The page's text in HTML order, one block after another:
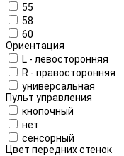
55
58
60
Ориентация
L - левосторонняя
R - правосторонняя
универсальная
Пульт управления
кнопочный
нет
сенсорный
Цвет передних стенок